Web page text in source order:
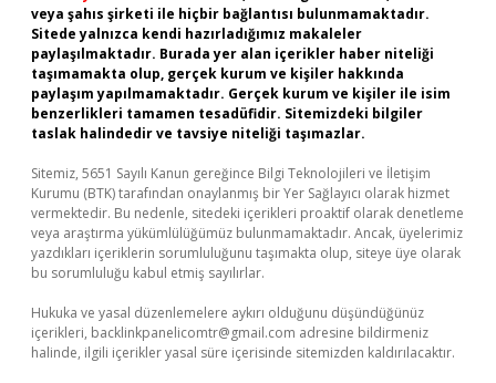
veya şahıs şirketi ile hiçbir bağlantısı bulunmamaktadır.
Sitede yalnızca kendi hazırladığımız makaleler
paylaşılmaktadır. Burada yer alan içerikler haber niteliği
taşımamakta olup, gerçek kurum ve kişiler hakkında
paylaşım yapılmamaktadır. Gerçek kurum ve kişiler ile isim
benzerlikleri tamamen tesadüfidir. Sitemizdeki bilgiler
taslak halindedir ve tavsiye niteliği taşımazlar.
Sitemiz, 5651 Sayılı Kanun gereğince Bilgi Teknolojileri ve İletişim
Kurumu (BTK) tarafından onaylanmış bir Yer Sağlayıcı olarak hizmet
vermektedir. Bu nedenle, sitedeki içerikleri proaktif olarak denetleme
veya araştırma yükümlülüğümüz bulunmamaktadır. Ancak, üyelerimiz
yazdıkları içeriklerin sorumluluğunu taşımakta olup, siteye üye olarak
bu sorumluluğu kabul etmiş sayılırlar.
Hukuka ve yasal düzenlemelere aykırı olduğunu düşündüğünüz
içerikleri, backlinkpanelicomtr@gmail.com adresine bildirmeniz
halinde, ilgili içerikler yasal süre içerisinde sitemizden kaldırılacaktır.